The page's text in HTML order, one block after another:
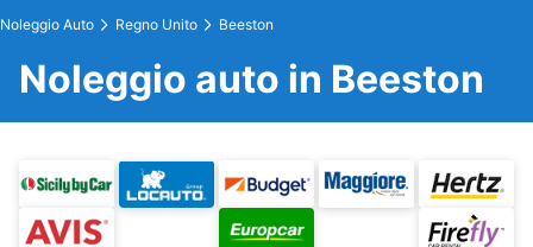
Noleggio Auto Regno Unito Beeston
Noleggio auto in Beeston